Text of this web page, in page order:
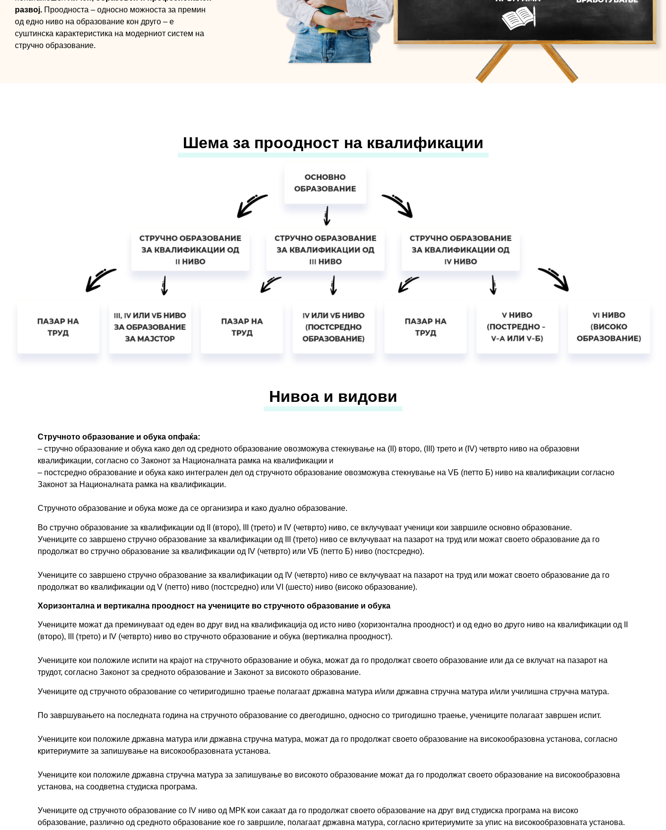
развој. Проодноста – односно можноста за премин
од едно ниво на образование кон друго – е
суштинска карактеристика на модерниот систем на
стручно образование.
Шема за проодност на квалификации
Нивоа и видови
Стручното образование и обука опфаќа:
– стручно образование и обука како дел од средното образование овозможува стекнување на (II) второ, (III) трето и (IV) четврто ниво на образовни
квалификации, согласно со Законот за Националната рамка на квалификации и
– постсредно образование и обука како интегрален дел од стручното образование овозможува стекнување на VБ (петто Б) ниво на квалификации согласно
Законот за Националната рамка на квалификации.
Стручното образование и обука може да се организира и како дуално образование.
Во стручно образование за квалификации од II (второ), III (трето) и IV (четврто) ниво, се вклучуваат ученици кои завршиле основно образование.
Учениците со завршено стручно образование за квалификации од III (трето) ниво се вклучуваат на пазарот на труд или можат своето образование да го
продолжат во стручно образование за квалификации од IV (четврто) или VБ (петто Б) ниво (постсредно).
Учениците со завршено стручно образование за квалификации од IV (четврто) ниво се вклучуваат на пазарот на труд или можат своето образование да го
продолжат во квалификации од V (петто) ниво (постсредно) или VI (шесто) ниво (високо образование).
Хоризонтална и вертикална проодност на учениците во стручното образование и обука
Учениците можат да преминуваат од еден во друг вид на квалификација од исто ниво (хоризонтална проодност) и од едно во друго ниво на квалификации од II
(второ), III (трето) и IV (четврто) ниво во стручното образование и обука (вертикална проодност).
Учениците кои положиле испити на крајот на стручното образование и обука, можат да го продолжат своето образование или да се вклучат на пазарот на
трудот, согласно Законот за средното образование и Законот за високото образование.
Учениците од стручното образование со четиригодишно траење полагаат државна матура и/или државна стручна матура и/или училишна стручна матура.
По завршувањето на последната година на стручното образование со двегодишно, односно со тригодишно траење, учениците полагаат завршен испит.
Учениците кои положиле државна матура или државна стручна матура, можат да го продолжат своето образование на високообразовна установа, согласно
критериумите за запишување на високообразовната установа.
Учениците кои положиле државна стручна матура за запишување во високото образование можат да го продолжат своето образование на високообразовна
установа, на соодветна студиска програма.
Учениците од стручното образование со IV ниво од МРК кои сакаат да го продолжат своето образование на друг вид студиска програма на високо
образование, различно од средното образование кое го завршиле, полагаат државна матура, согласно критериумите за упис на високообразовната установа.